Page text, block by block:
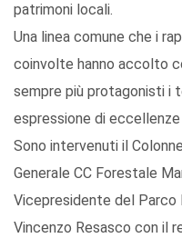
patrimoni locali.
Una linea comune che i
coinvolte hanno accolto
sempre più protagonisti i
espressione di
Sono intervenuti il
Generale CC Forestale
Vicepresidente del Parco
Vincenzo Resasco con il